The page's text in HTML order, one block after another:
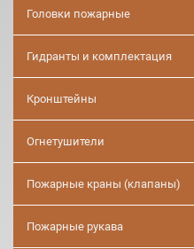
Головки пожарные
Гидранты и комплектация
Кронштейны
Огнетушители
Пожарные краны (клапаны)
Пожарные рукава